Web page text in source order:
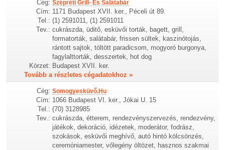
Cég: Szépréti Grill- És Salátabár
Cím: 1171 Budapest XVII. ker., Péceli út 89.
Tel.: (1) 2591011, (1) 2591011
Tev.: cukrászda, üditő, esküvői torták, bagett, grill,
formatorták, salátabár, frissen sültek, kaszinótojás,
rántott sajtok, töltött paradicsom, mogyoró burgonya,
fagylalttorták, desszertek, hot dog
Körzet: Budapest XVII. ker.
Tovább a részletes cégadatokhoz »
Cég: Somogyesküvő.Hu
Cím: 1066 Budapest VI. ker., Jókai U. 15
Tel.: (70) 3128985
Tev.: cukrászda, étterem, rendezvényszervezés, rendezvény,
játékok, dekoráció, idézetek, moderátor, fodrász,
szokások, esküvői meghívő, autó hintó kölcsönzés,
ceremóniamester, vőlegény öltözet, hasznos szakmai